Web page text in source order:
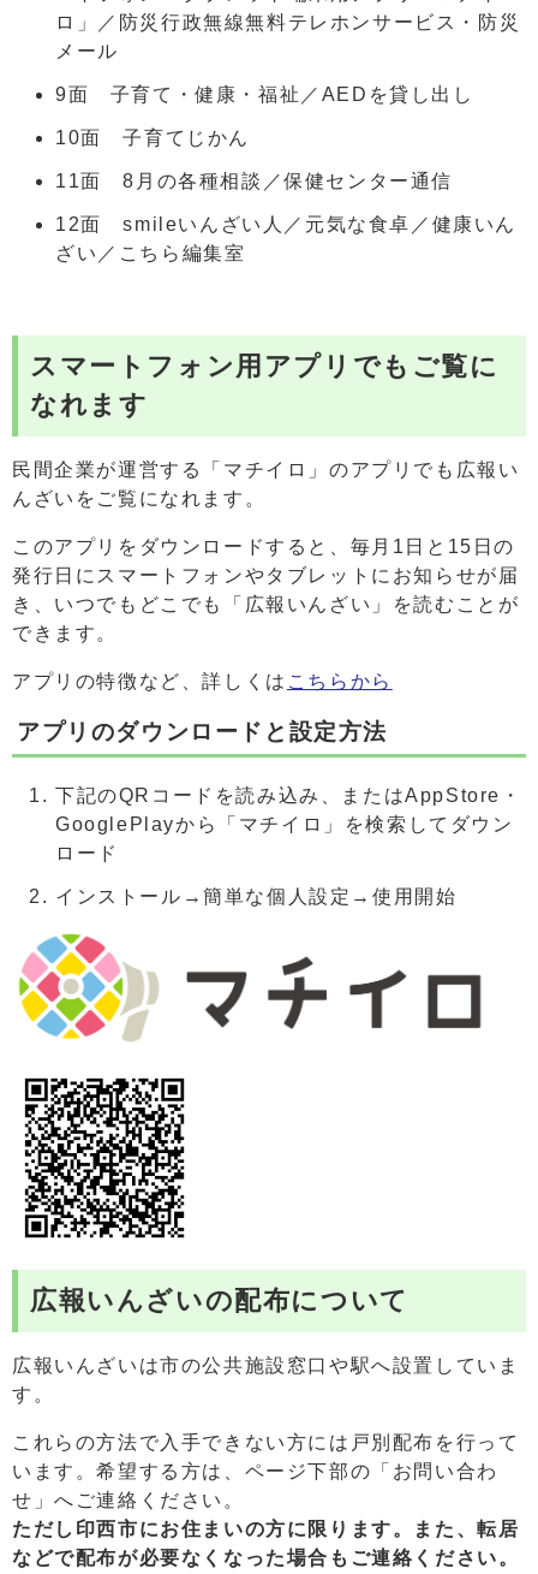
ロ」／防災行政無線無料テレホンサービス・防災
メール
9面 子育て・健康・福祉／AEDを貸し出し
10面 子育てじかん
11面 8月の各種相談／保健センター通信
12面 smileいんざい人／元気な食卓／健康いん
ざい／こちら編集室
スマートフォン用アプリでもご覧に
なれます
民間企業が運営する「マチイロ」のアプリでも広報い
んざいをご覧になれます。
このアプリをダウンロードすると、毎月1日と15日の
発行日にスマートフォンやタブレットにお知らせが届
き、いつでもどこでも「広報いんざい」を読むことが
できます。
アプリの特徴など、詳しくは こちらから
アプリのダウンロードと設定方法
下記のQRコードを読み込み、またはAppStore・
GooglePlayから「マチイロ」を検索してダウン
ロード
インストール→簡単な個人設定→使用開始
広報いんざいの配布について
広報いんざいは市の公共施設窓口や駅へ設置していま
す。
これらの方法で入手できない方には戸別配布を行って
います。希望する方は、ページ下部の「お問い合わ
せ」へご連絡ください。
ただし印西市にお住まいの方に限ります。また、転居
などで配布が必要なくなった場合もご連絡ください。